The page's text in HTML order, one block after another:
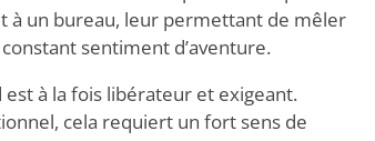
à un bureau, leur permettant de mêler
sentiment d’aventure.
à la fois libérateur et exigeant.
cela requiert un fort sens de